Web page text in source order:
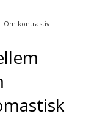
Om kontrastiv